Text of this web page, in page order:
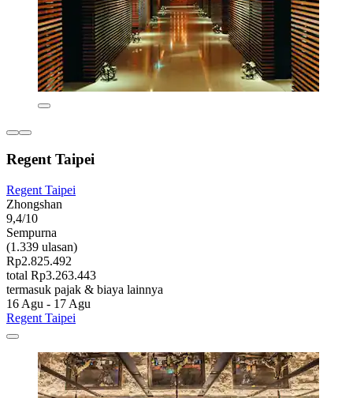
Regent Taipei
Regent Taipei
Zhongshan
9,4/10
Sempurna
(1.339 ulasan)
Rp2.825.492
total Rp3.263.443
termasuk pajak & biaya lainnya
16 Agu - 17 Agu
Regent Taipei